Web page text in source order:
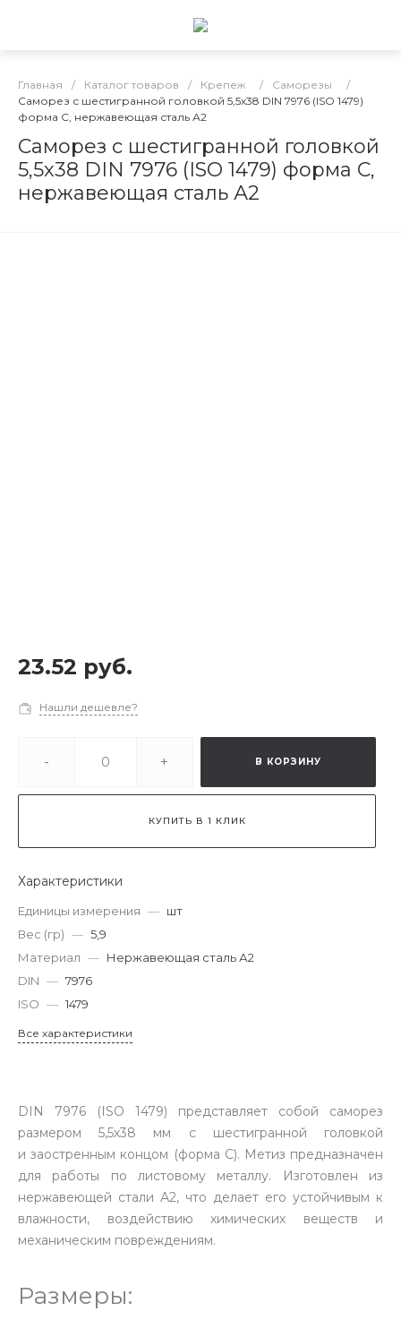
Главная / Каталог товаров / Крепеж / Саморезы
/
Саморез с шестигранной головкой 5,5х38 DIN 7976 (ISO 1479)
форма C, нержавеющая сталь А2
Саморез с шестигранной головкой
5,5х38 DIN 7976 (ISO 1479) форма C,
нержавеющая сталь А2
23.52 руб.
Нашли дешевле?
- + В КОРЗИНУ
КУПИТЬ В 1 КЛИК
Характеристики
Единицы измерения — шт
Вес (гр) — 5,9
Материал — Нержавеющая сталь А2
DIN — 7976
ISO — 1479
Все характеристики
DIN 7976 (ISO 1479) представляет собой саморез
размером 5,5х38 мм с шестигранной головкой
и заостренным концом (форма C). Метиз предназначен
для работы по листовому металлу. Изготовлен из
нержавеющей стали А2, что делает его устойчивым к
влажности, воздействию химических веществ и
механическим повреждениям.
Размеры: